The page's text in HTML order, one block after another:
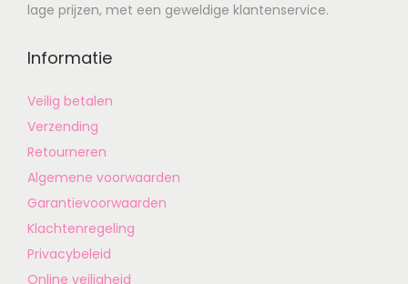
lage prijzen, met een geweldige klantenservice.
Informatie
Veilig betalen
Verzending
Retourneren
Algemene voorwaarden
Garantievoorwaarden
Klachtenregeling
Privacybeleid
Online veiligheid